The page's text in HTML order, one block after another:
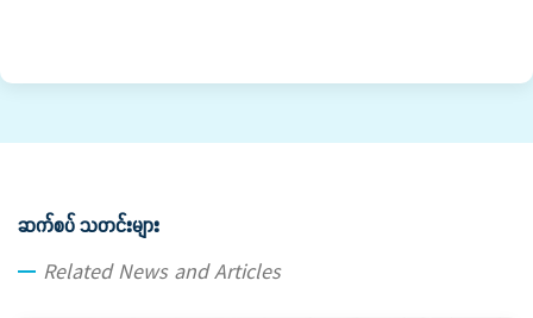
ဆက်စပ် သတင်းများ
Related News and Articles